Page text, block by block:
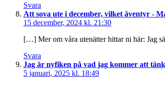
Svara
Att sova ute i december, vilket äventyr -
15 december, 2024 kl. 21:30
[…] Mer om våra utenätter hittar ni här: Jag
Svara
Jag är nyfiken på vad jag kommer att
5 januari, 2025 kl. 18:49